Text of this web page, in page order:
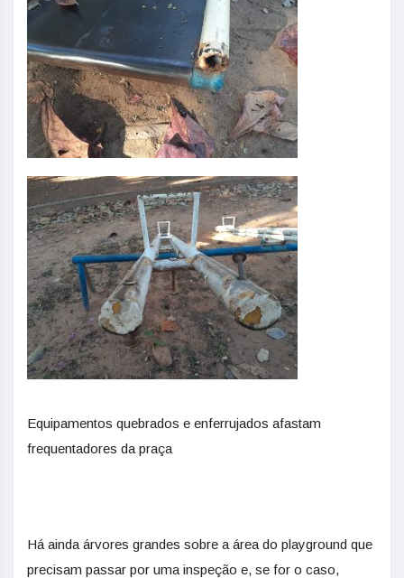
Equipamentos quebrados e enferrujados afastam
frequentadores da praça
Há ainda árvores grandes sobre a área do playground que
precisam passar por uma inspeção e, se for o caso,